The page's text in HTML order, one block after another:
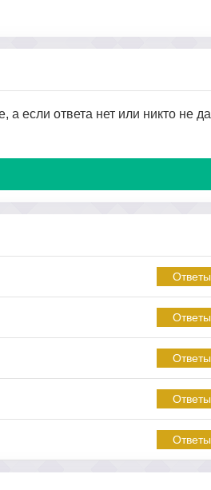
а если ответа нет или никто не